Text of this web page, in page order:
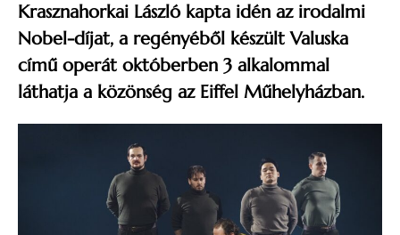
Krasznahorkai László kapta idén az irodalmi
Nobel-díjat, a regényéből készült Valuska
című operát októberben 3 alkalommal
láthatja a közönség az Eiffel Műhelyházban.